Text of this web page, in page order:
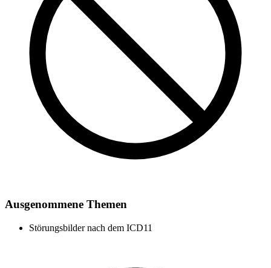
Ausgenommene Themen
Störungsbilder nach dem ICD11